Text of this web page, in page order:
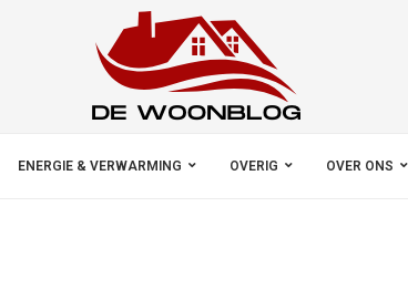
ENERGIE & VERWARMING OVERIG OVER ONS